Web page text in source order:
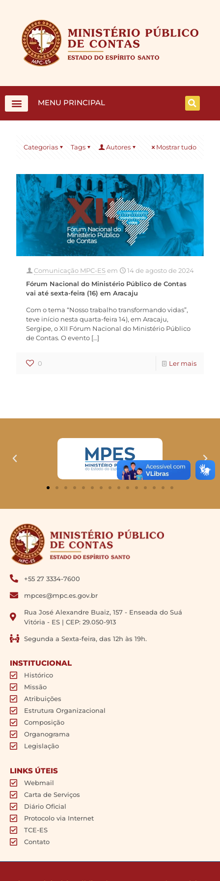
MENU PRINCIPAL
Categorias Tags Autores Mostrar tudo
Comunicação MPC-ESem
14 de agosto de 2024
Fórum Nacional do Ministério Público de Contas
vai até sexta-feira (16) em Aracaju
Com o tema “Nosso trabalho transformando vidas”,
teve início nesta quarta-feira 14), em Aracaju,
Sergipe, o XII Fórum Nacional do Ministério Público
de Contas. O evento […]
0 Ler mais
+55 27 3334-7600
mpces@mpc.es.gov.br
Rua José Alexandre Buaiz, 157 - Enseada do Suá
Vitória - ES | CEP: 29.050-913
Segunda a Sexta-feira, das 12h às 19h.
INSTITUCIONAL
Histórico
Missão
Atribuições
Estrutura Organizacional
Composição
Organograma
Legislação
LINKS ÚTEIS
Webmail
Carta de Serviços
Diário Oficial
Protocolo via Internet
TCE-ES
Contato